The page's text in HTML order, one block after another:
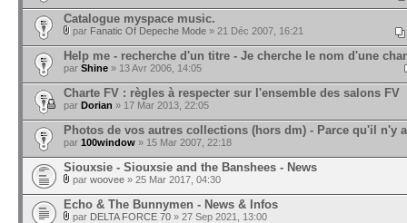
Catalogue myspace music.
par Fanatic Of Depeche Mode » 21 Déc 2007, 16:21
Help me - recherche d'un titre - Je cherche le nom d'une
par Shine » 13 Avr 2006, 14:05
Charte FV : règles à respecter sur l'ensemble des salons FV
par Dorian » 17 Mar 2013, 22:05
Photos de vos autres collections (hors dm) - Parce qu'il n'y
par 100window » 15 Mar 2007, 22:18
Siouxsie - Siouxsie and the Banshees - News
par woovee » 25 Mar 2017, 04:30
Echo & The Bunnymen - News & Infos
par DELTA FORCE 70 » 27 Sep 2021, 13:00